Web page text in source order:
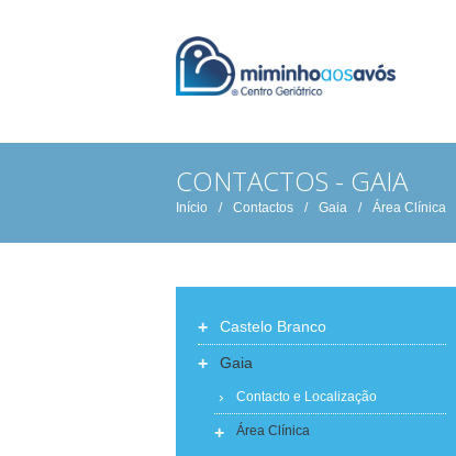
CONTACTOS - GAIA
Início / Contactos / Gaia / Área Clínica
+ Castelo Branco
+ Gaia
Contacto e Localização
+ Área Clínica